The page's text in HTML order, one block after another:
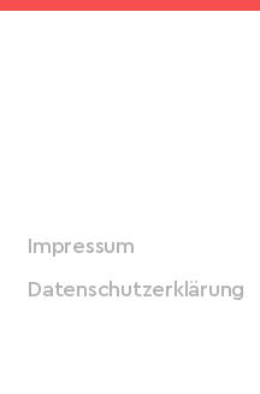
Impressum
Datenschutzerklärung